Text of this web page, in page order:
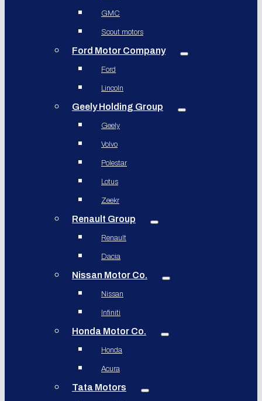
GMC
Scout motors
Ford Motor Company
Ford
Lincoln
Geely Holding Group
Geely
Volvo
Polestar
Lotus
Zeekr
Renault Group
Renault
Dacia
Nissan Motor Co.
Nissan
Infiniti
Honda Motor Co.
Honda
Acura
Tata Motors